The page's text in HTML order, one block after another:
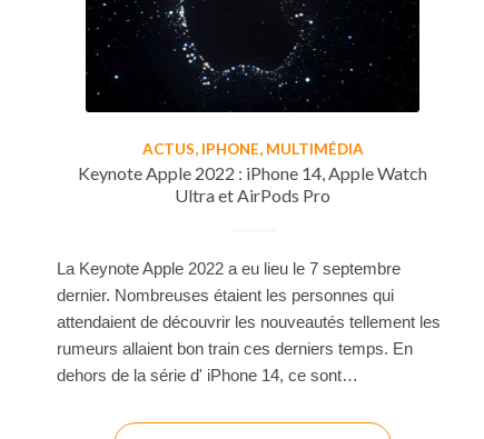
ACTUS, IPHONE, MULTIMÉDIA
Keynote Apple 2022 : iPhone 14, Apple Watch
Ultra et AirPods Pro
La Keynote Apple 2022 a eu lieu le 7 septembre
dernier. Nombreuses étaient les personnes qui
attendaient de découvrir les nouveautés tellement les
rumeurs allaient bon train ces derniers temps. En
dehors de la série d' iPhone 14, ce sont…